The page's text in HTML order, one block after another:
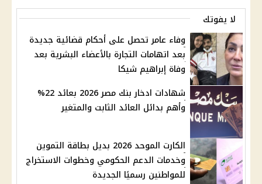
لا يفوتك
وفاء عامر تحصل على أحكام قضائية جديدة
بعد اتهامات التجارة بالأعضاء البشرية بعد
وفاة إبراهيم شيكا
شهادات ادخار بنك مصر 2026 بعائد 22%
وأهم بدائل العائد الثابت والمتغير
الكارت الموحد 2026 بديل بطاقة التموين
وخدمات الدعم الحكومي وخطوات الاستخراج
للمواطنين رسميًا الجديدة